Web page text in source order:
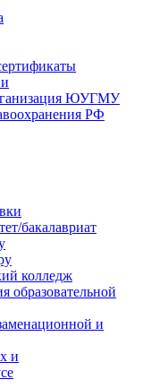
ЮУГМУ
РФ
бакалавриат
колледж
образовательной
и
и